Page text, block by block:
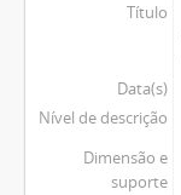
Título
Data(s)
Nível de descrição
Dimensão e
suporte